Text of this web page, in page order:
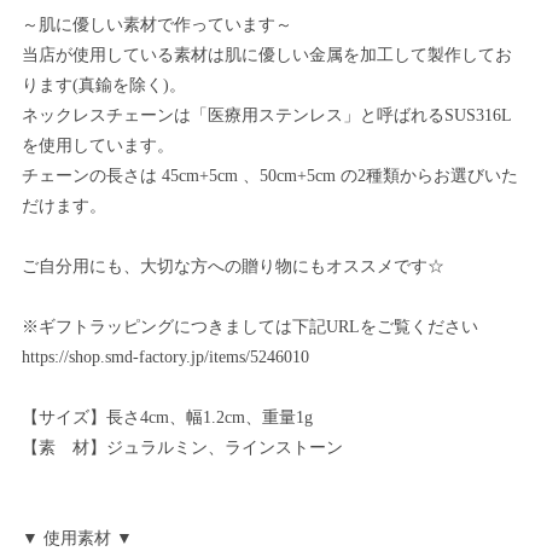
～肌に優しい素材で作っています～
当店が使用している素材は肌に優しい金属を加工して製作してお
ります(真鍮を除く)。
ネックレスチェーンは「医療用ステンレス」と呼ばれるSUS316L
を使用しています。
チェーンの長さは 45cm+5cm 、50cm+5cm の2種類からお選びいた
だけます。
ご自分用にも、大切な方への贈り物にもオススメです☆
※ギフトラッピングにつきましては下記URLをご覧ください
https://shop.smd-factory.jp/items/5246010
【サイズ】長さ4cm、幅1.2cm、重量1g
【素 材】ジュラルミン、ラインストーン
▼ 使用素材 ▼